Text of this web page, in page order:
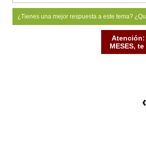
¿Tienes una mejor respuesta a este tema?
Atención:
MESES,